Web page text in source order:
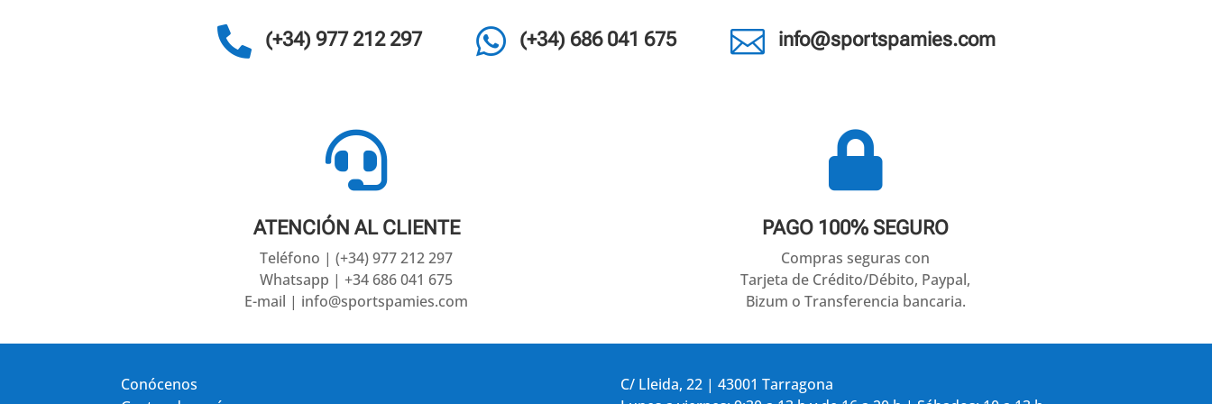
 (+34) 977 212 297  (+34) 686 041 675  info@sportspamies.com

ATENCIÓN AL CLIENTE
Teléfono | (+34) 977 212 297
Whatsapp | +34 686 041 675
E-mail | info@sportspamies.com

PAGO 100% SEGURO
Compras seguras con
Tarjeta de Crédito/Débito, Paypal,
Bizum o Transferencia bancaria.
Conócenos
C/ Lleida, 22 | 43001 Tarragona